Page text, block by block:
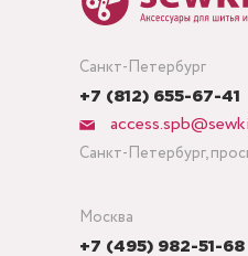
Санкт-Петербург
+7 (812) 655-67-41
Санкт-Петербург,
Москва
+7 (495) 982-51-68